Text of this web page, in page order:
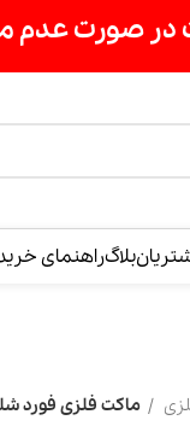
جهت ثبت
خریددرباره ما
فورد شلبی 2008